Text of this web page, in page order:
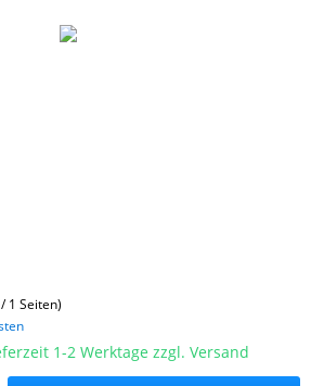
1 Seiten)
1-2 Werktage zzgl. Versand